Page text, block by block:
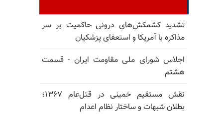
تشدید کشمکش‌های درونی حاکمیت بر سر
مذاکره با آمریکا و استعفای پزشکیان
اجلاس شورای ملی مقاومت ایران - قسمت
هشتم
نقش مستقیم خمینی در قتل‌عام ۱۳۶۷؛
بطلان شبهات و ساختار نظام اعدام